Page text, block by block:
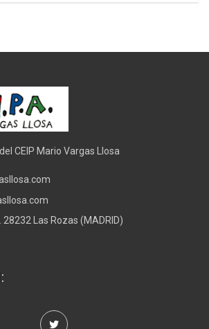
CEIP Mario Vargas Llosa
Las Rozas (MADRID)